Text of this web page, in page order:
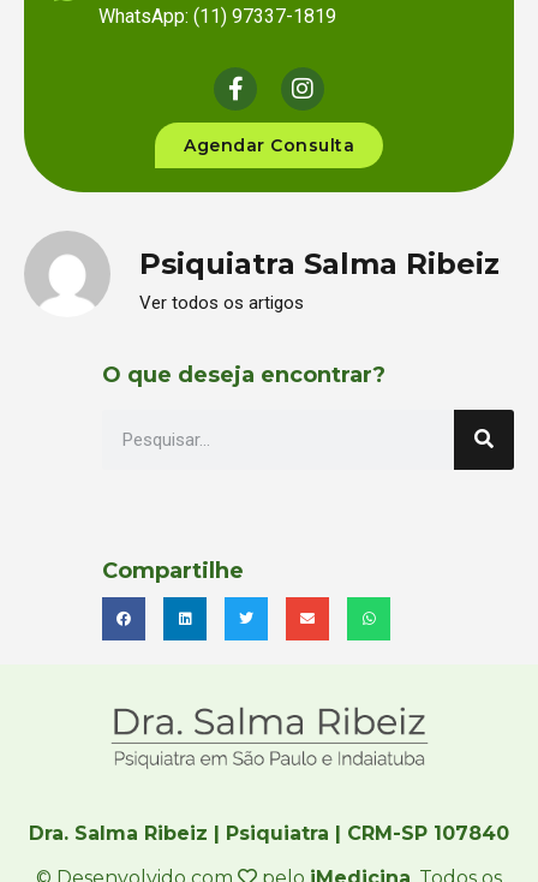
WhatsApp: (11) 97337-1819
Agendar Consulta
Psiquiatra Salma Ribeiz
Ver todos os artigos
O que deseja encontrar?
Compartilhe
Dra. Salma Ribeiz | Psiquiatra | CRM-SP 107840
© Desenvolvido com
pelo iMedicina . Todos os